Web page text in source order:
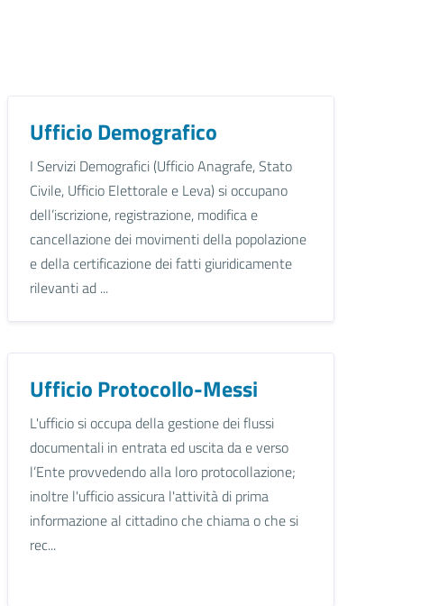
Ufficio Demografico
I Servizi Demografici (Ufficio Anagrafe, Stato
Civile, Ufficio Elettorale e Leva) si occupano
dell’iscrizione, registrazione, modifica e
cancellazione dei movimenti della popolazione
e della certificazione dei fatti giuridicamente
rilevanti ad ...
Ufficio Protocollo-Messi
L'ufficio si occupa della gestione dei flussi
documentali in entrata ed uscita da e verso
l’Ente provvedendo alla loro protocollazione;
inoltre l'ufficio assicura l'attività di prima
informazione al cittadino che chiama o che si
rec...